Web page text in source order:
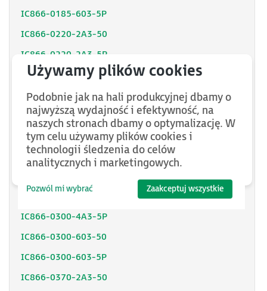
IC866-0185-603-5P
IC866-0220-2A3-50
IC866-0220-2A3-5P
IC866-0220-4A3-50
IC866-0220-4A3-5P
IC866-0220-603-50
IC866-0220-603-5P
IC866-0300-2A3-50
IC866-0300-4A3-50
IC866-0300-4A3-5P
IC866-0300-603-50
IC866-0300-603-5P
IC866-0370-2A3-50
Podobnie jak na hali produkcyjnej dbamy o
najwyższą wydajność i efektywność, na
naszych stronach dbamy o optymalizację. W
tym celu używamy plików cookies i
technologii śledzenia do celów
analitycznych i marketingowych.
Pozwól mi wybrać Zaakceptuj wszystkie